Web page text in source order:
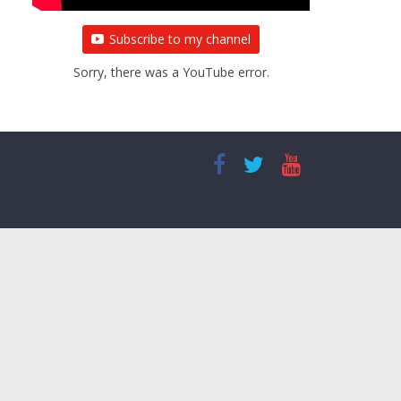
Subscribe to my channel
Sorry, there was a YouTube error.